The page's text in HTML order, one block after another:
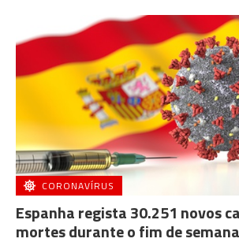
CORONAVÍRUS
Espanha regista 30.251 novos
mortes durante o fim de semana